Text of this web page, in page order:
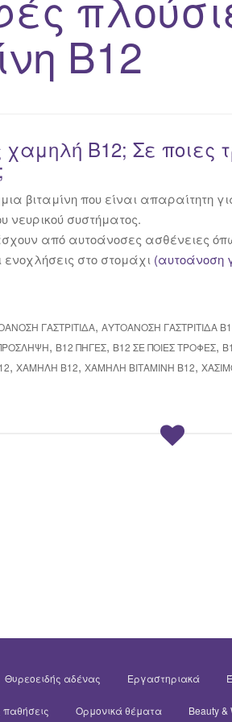
Β12
Β12; Σε ποιες
βιταμίνη που είναι απαραίτητη
νευρικού συστήματος.
από αυτοάνοσες ασθένειες
ενοχλήσεις στο στομάχι (αυτοάνοση
ΓΑΣΤΡΊΤΙΔΑ, ΑΥΤΟΆΝΟΣΗ ΓΑΣΤΡΊΤΙΔΑ
, Β12 ΠΗΓΈΣ, Β12 ΣΕ ΠΟΙΕΣ ΤΡΟΦΈΣ,
, ΧΑΜΗΛΉ Β12, ΧΑΜΗΛΉ ΒΙΤΑΜΊΝΗ Β12,
Θυρεοειδής αδένας Εργαστηριακά
παθήσεις Ορμονικά θέματα Beauty &